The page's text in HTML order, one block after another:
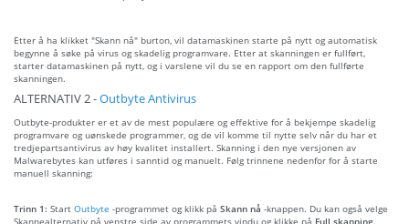
Etter å ha klikket "Skann nå" burton, vil datamaskinen starte på nytt og automatisk
begynne å søke på virus og skadelig programvare. Etter at skanningen er fullført,
starter datamaskinen på nytt, og i varslene vil du se en rapport om den fullførte
skanningen.
ALTERNATIV 2 -Outbyte Antivirus
Outbyte-produkter er et av de mest populære og effektive for å bekjempe skadelig
programvare og uønskede programmer, og de vil komme til nytte selv når du har et
tredjepartsantivirus av høy kvalitet installert. Skanning i den nye versjonen av
Malwarebytes kan utføres i sanntid og manuelt. Følg trinnene nedenfor for å starte
manuell skanning:
Trinn 1: Start Outbyte -programmet og klikk på Skann nå -knappen. Du kan også velge
Skannealternativ på venstre side av programmets vindu og klikke på Full skanning.